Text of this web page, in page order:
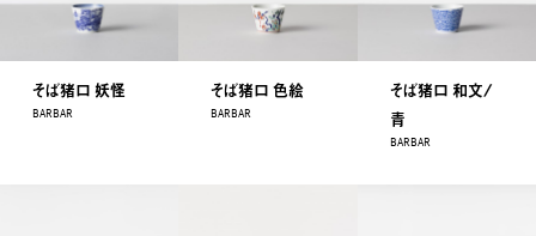
そば猪口 妖怪
BARBAR
そば猪口 色絵
BARBAR
そば猪口 和文/
青
BARBAR